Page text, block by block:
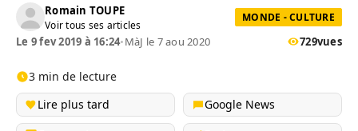
Romain TOUPE
Voir tous ses articles
MONDE - CULTURE
Le 9 fev 2019 à 16:24•MàJ le 7 aou 2020 729vues
3 min de lecture
Lire plus tard
Google News